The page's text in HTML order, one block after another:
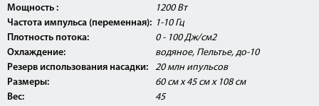
Мощность :
1200 Вт
Частота импульса (переменная): 1-10 Гц
Плотность потока:
0 - 100 Дж/см2
Охлаждение:
водяное, Пельтье, до-10
Резерв использования насадки:
20 млн ипульсов
Размеры:
60 см x 45 см x 108 см
Вес:
45